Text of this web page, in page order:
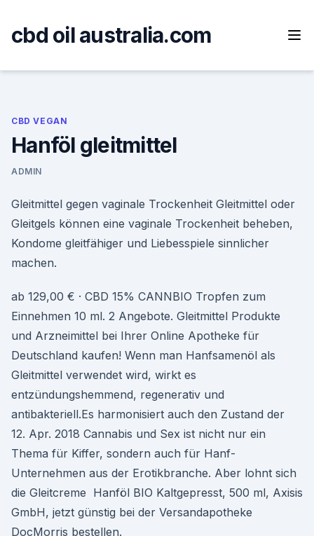
content
cbd oil australia.com
CBD VEGAN
Hanföl gleitmittel
ADMIN
Gleitmittel gegen vaginale Trockenheit Gleitmittel oder
Gleitgels können eine vaginale Trockenheit beheben,
Kondome gleitfähiger und Liebesspiele sinnlicher
machen.
ab 129,00 € · CBD 15% CANNBIO Tropfen zum
Einnehmen 10 ml. 2 Angebote. Gleitmittel Produkte
und Arzneimittel bei Ihrer Online Apotheke für
Deutschland kaufen! Wenn man Hanfsamenöl als
Gleitmittel verwendet wird, wirkt es
entzündungshemmend, regenerativ und
antibakteriell.Es harmonisiert auch den Zustand der
12. Apr. 2018 Cannabis und Sex ist nicht nur ein
Thema für Kiffer, sondern auch für Hanf-
Unternehmen aus der Erotikbranche. Aber lohnt sich
die Gleitcreme Hanföl BIO Kaltgepresst, 500 ml, Axisis
GmbH, jetzt günstig bei der Versandapotheke
DocMorris bestellen.